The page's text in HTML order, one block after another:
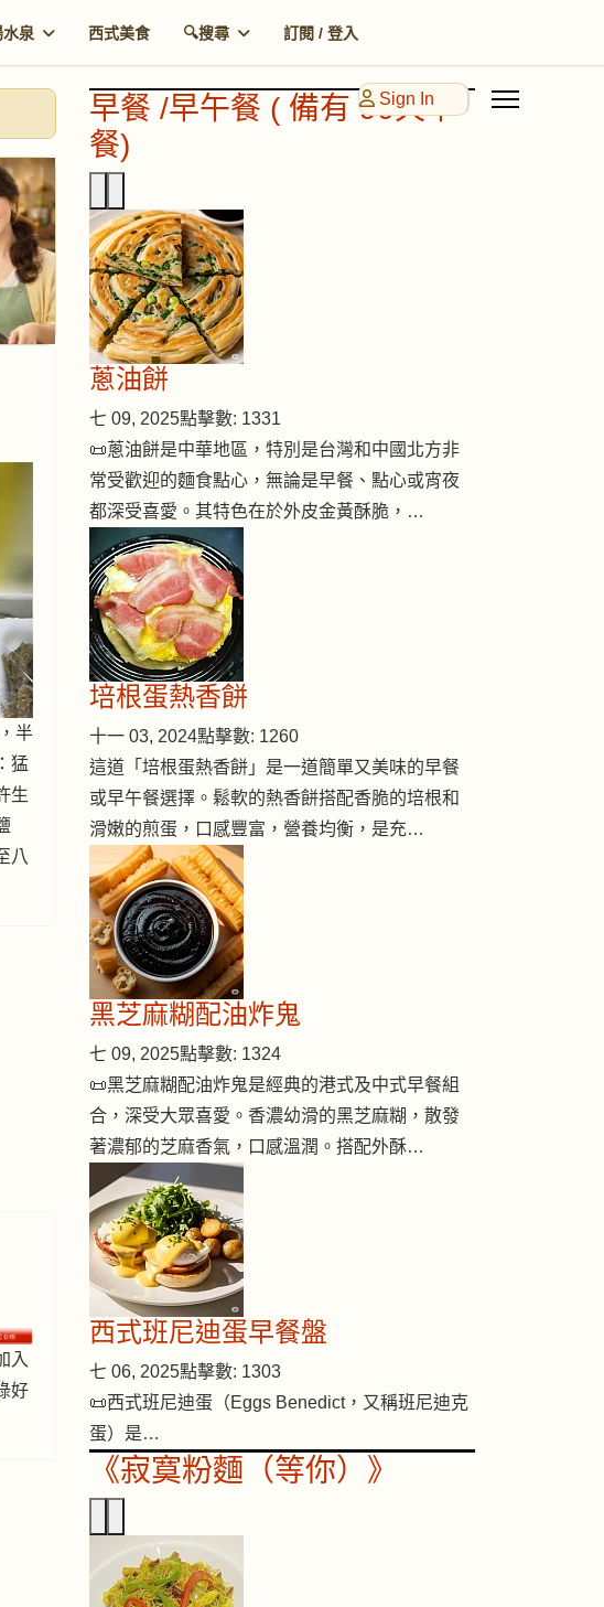
水泉 西式美食 🔍搜尋 訂閱 / 登入
Sign In
半
猛
生
八
入
好
早餐 /早午餐 ( 備有 90天早
餐)
蔥油餅
七 09, 2025點擊數: 1331
📜蔥油餅是中華地區，特別是台灣和中國北方非
常受歡迎的麵食點心，無論是早餐、點心或宵夜
都深受喜愛。其特色在於外皮金黃酥脆，…
培根蛋熱香餅
十一 03, 2024點擊數: 1260
這道「培根蛋熱香餅」是一道簡單又美味的早餐
或早午餐選擇。鬆軟的熱香餅搭配香脆的培根和
滑嫩的煎蛋，口感豐富，營養均衡，是充…
黑芝麻糊配油炸鬼
七 09, 2025點擊數: 1324
📜黑芝麻糊配油炸鬼是經典的港式及中式早餐組
合，深受大眾喜愛。香濃幼滑的黑芝麻糊，散發
著濃郁的芝麻香氣，口感溫潤。搭配外酥…
西式班尼迪蛋早餐盤
七 06, 2025點擊數: 1303
📜西式班尼迪蛋（Eggs Benedict，又稱班尼迪克
蛋）是…
《寂寞粉麵（等你）》